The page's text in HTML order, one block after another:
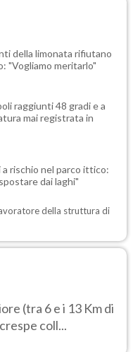
della limonata rifiutano
"Vogliamo meritarlo"
raggiunti 48 gradi e a
mai registrata in
rischio nel parco ittico:
dai laghi"
della struttura di
(tra 6 e i 13 Km di
coll...